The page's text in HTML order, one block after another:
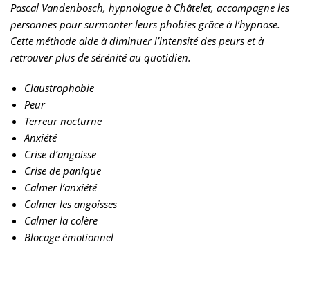
Pascal Vandenbosch, hypnologue à Châtelet, accompagne les
personnes pour surmonter leurs phobies grâce à l’hypnose.
Cette méthode aide à diminuer l’intensité des peurs et à
retrouver plus de sérénité au quotidien.
Claustrophobie
Peur
Terreur nocturne
Anxiété
Crise d’angoisse
Crise de panique
Calmer l’anxiété
Calmer les angoisses
Calmer la colère
Blocage émotionnel